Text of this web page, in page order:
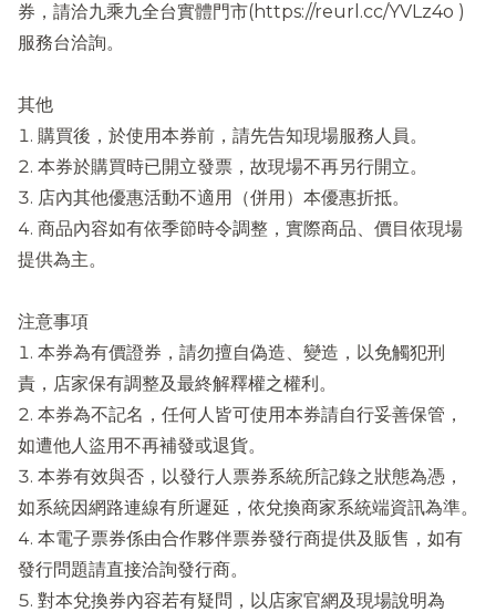
券，請洽九乘九全台實體門市(https://reurl.cc/YVLz4o )
服務台洽詢。
其他
購買後，於使用本券前，請先告知現場服務人員。
本券於購買時已開立發票，故現場不再另行開立。
店內其他優惠活動不適用（併用）本優惠折抵。
商品內容如有依季節時令調整，實際商品、價目依現場
提供為主。
注意事項
本券為有價證券，請勿擅自偽造、變造，以免觸犯刑
責，店家保有調整及最終解釋權之權利。
本券為不記名，任何人皆可使用本券請自行妥善保管，
如遭他人盜用不再補發或退貨。
本券有效與否，以發行人票券系統所記錄之狀態為憑，
如系統因網路連線有所遲延，依兌換商家系統端資訊為準。
本電子票券係由合作夥伴票券發行商提供及販售，如有
發行問題請直接洽詢發行商。
對本兌換券內容若有疑問，以店家官網及現場說明為